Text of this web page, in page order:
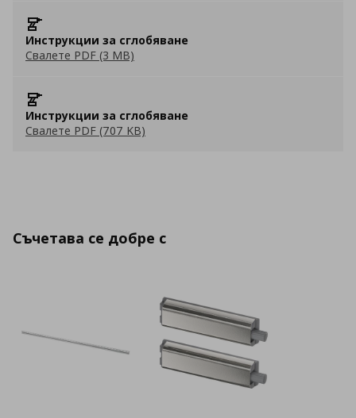
Инструкции за сглобяване
Свалете PDF (3 MB)
Инструкции за сглобяване
Свалете PDF (707 KB)
Съчетава се добре с